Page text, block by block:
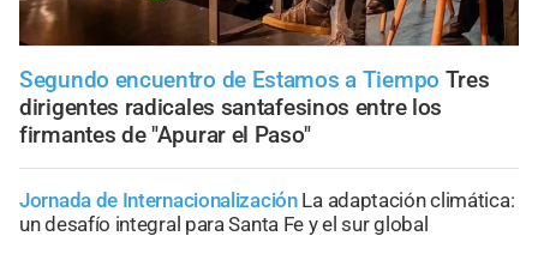
Segundo encuentro de Estamos a Tiempo Tres
dirigentes radicales santafesinos entre los
firmantes de "Apurar el Paso"
Jornada de Internacionalización La adaptación climática:
un desafío integral para Santa Fe y el sur global